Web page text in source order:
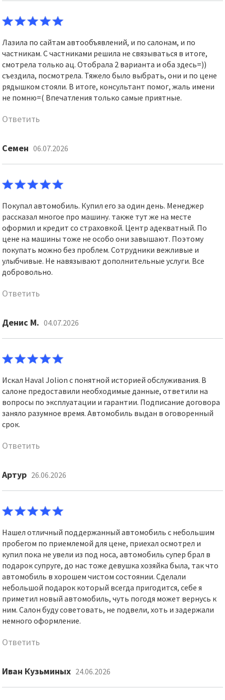
Лазила по сайтам автообъявлений, и по салонам, и по
частникам. С частниками решила не связываться в итоге,
смотрела только ац. Отобрала 2 варианта и оба здесь=))
съездила, посмотрела. Тяжело было выбрать, они и по цене
рядышком стояли. В итоге, консультант помог, жаль имени
не помню=( Впечатления только самые приятные.
Ответить
Семен 06.07.2026
Покупал автомобиль. Купил его за один день. Менеджер
рассказал многое про машину. также тут же на месте
оформил и кредит со страховкой. Центр адекватный. По
цене на машины тоже не особо они завышают. Поэтому
покупать можно без проблем. Сотрудники вежливые и
улыбчивые. Не навязывают дополнительные услуги. Все
добровольно.
Ответить
Денис М. 04.07.2026
Искал Haval Jolion с понятной историей обслуживания. В
салоне предоставили необходимые данные, ответили на
вопросы по эксплуатации и гарантии. Подписание договора
заняло разумное время. Автомобиль выдан в оговоренный
срок.
Ответить
Артур 26.06.2026
Нашел отличный поддержанный автомобиль с небольшим
пробегом по приемлемой для цене, приехал осмотрел и
купил пока не увели из под носа, автомобиль супер брал в
подарок супруге, до нас тоже девушка хозяйка была, так что
автомобиль в хорошем чистом состоянии. Сделали
небольшой подарок который всегда пригодится, себе я
приметил новый автомобиль, чуть погодя может вернусь к
ним. Салон буду советовать, не подвели, хоть и задержали
немного оформление.
Ответить
Иван Кузьминых 24.06.2026